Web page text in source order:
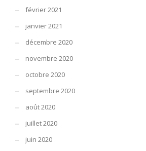
février 2021
janvier 2021
décembre 2020
novembre 2020
octobre 2020
septembre 2020
août 2020
juillet 2020
juin 2020